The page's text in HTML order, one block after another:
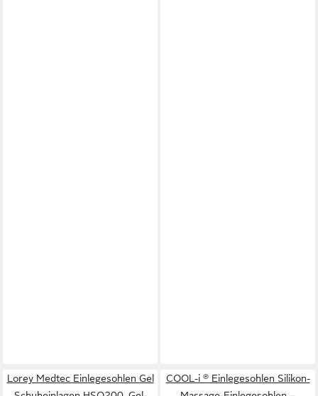
Lorey Medtec Einlegesohlen Gel
COOL-i ® Einlegesohlen Silikon-